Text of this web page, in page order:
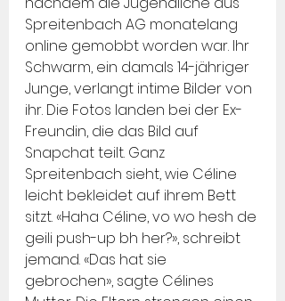
Spreitenbach AG monatelang
online gemobbt worden war. Ihr
Schwarm, ein damals 14-jähriger
Junge, verlangt intime Bilder von
ihr. Die Fotos landen bei der Ex-
Freundin, die das Bild auf
Snapchat teilt. Ganz
Spreitenbach sieht, wie Céline
leicht bekleidet auf ihrem Bett
sitzt. «Haha Céline, vo wo hesh de
geili push-up bh her?», schreibt
jemand. «Das hat sie
gebrochen», sagte Célines